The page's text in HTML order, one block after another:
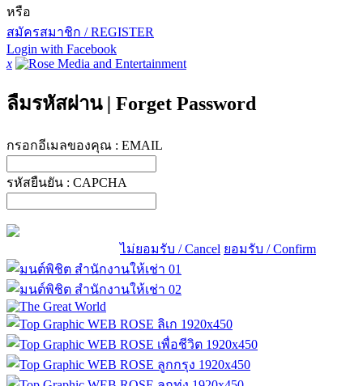
หรือ
สมัครสมาชิก / REGISTER
Login with Facebook
x
ลืมรหัสผ่าน | Forget Password
กรอกอีเมลของคุณ : EMAIL
รหัสยืนยัน : CAPCHA
ไม่ยอมรับ / Cancel ยอมรับ / Confirm